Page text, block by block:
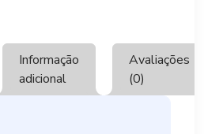
Informação
adicional
Avaliações
(0)